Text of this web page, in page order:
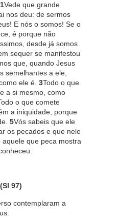
Vede que grande
nos deu: de sermos
E nós o somos! Se o
é porque não
desde já somos
sequer se manifestou
que, quando Jesus
semelhantes a ele,
ele é. 3Todo o que
a si mesmo, como
o que comete
a iniquidade, porque
5Vós sabeis que ele
os pecados e que nele
aquele que peca mostra
97)
contemplaram a